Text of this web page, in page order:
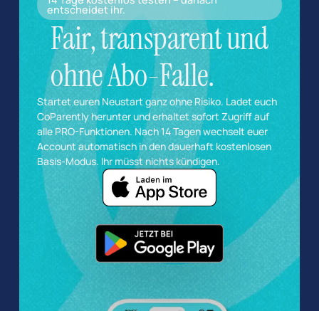
entscheidet ihr.
Fair, transparent und
ohne Abo-Falle.
Startet euren Neustart ganz ohne Risiko. Ladet euch
CoParently herunter und erhaltet sofort Zugriff auf
alle PRO-Funktionen. Nach 14 Tagen wechselt euer
Account automatisch in den dauerhaft kostenlosen
Basis-Modus. Ihr müsst nichts kündigen.